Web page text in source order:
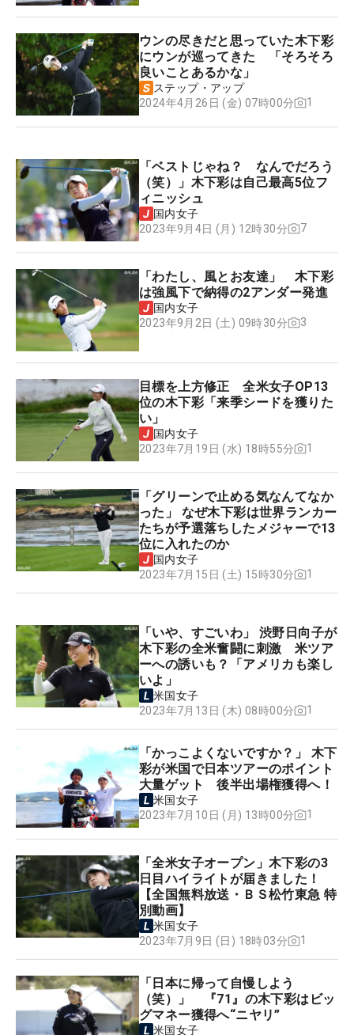
ウンの尽きだと思っていた木下彩
にウンが巡ってきた 「そろそろ
良いことあるかな」
ステップ・アップ
2024年4月26日 (金) 07時00分
1
「ベストじゃね？ なんでだろう
（笑）」木下彩は自己最高5位フ
ィニッシュ
国内女子
2023年9月4日 (月) 12時30分
7
「わたし、風とお友達」 木下彩
は強風下で納得の2アンダー発進
国内女子
2023年9月2日 (土) 09時30分
3
目標を上方修正 全米女子OP13
位の木下彩「来季シードを獲りた
い」
国内女子
2023年7月19日 (水) 18時55分
1
「グリーンで止める気なんてなか
った」 なぜ木下彩は世界ランカー
たちが予選落ちしたメジャーで13
位に入れたのか
国内女子
2023年7月15日 (土) 15時30分
1
「いや、すごいわ」 渋野日向子が
木下彩の全米奮闘に刺激 米ツア
ーへの誘いも？「アメリカも楽し
いよ」
米国女子
2023年7月13日 (木) 08時00分
1
「かっこよくないですか？」 木下
彩が米国で日本ツアーのポイント
大量ゲット 後半出場権獲得へ！
米国女子
2023年7月10日 (月) 13時00分
1
「全米女子オープン」木下彩の3
日目ハイライトが届きました！
【全国無料放送・ＢＳ松竹東急 特
別動画】
米国女子
2023年7月9日 (日) 18時03分
1
「日本に帰って自慢しよう
（笑）」 『71』の木下彩はビッ
グマネー獲得へ“ニヤリ”
米国女子